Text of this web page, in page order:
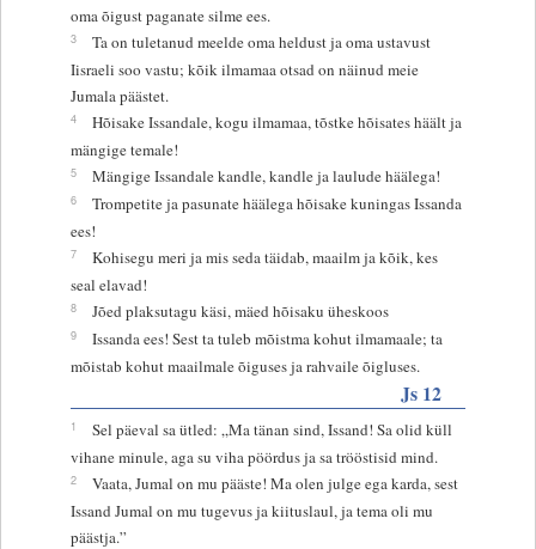
oma õigust paganate silme ees.
3
Ta on tuletanud meelde oma heldust ja oma ustavust
Iisraeli soo vastu; kõik ilmamaa otsad on näinud meie
Jumala päästet.
4
Hõisake Issandale, kogu ilmamaa, tõstke hõisates häält ja
mängige temale!
5 Mängige Issandale kandle, kandle ja laulude häälega!
6
Trompetite ja pasunate häälega hõisake kuningas Issanda
ees!
7
Kohisegu meri ja mis seda täidab, maailm ja kõik, kes
seal elavad!
8 Jõed plaksutagu käsi, mäed hõisaku üheskoos
9
Issanda ees! Sest ta tuleb mõistma kohut ilmamaale; ta
mõistab kohut maailmale õiguses ja rahvaile õigluses.
Js 12
1
Sel päeval sa ütled: „Ma tänan sind, Issand! Sa olid küll
vihane minule, aga su viha pöördus ja sa trööstisid mind.
2
Vaata, Jumal on mu pääste! Ma olen julge ega karda, sest
Issand Jumal on mu tugevus ja kiituslaul, ja tema oli mu
päästja.”